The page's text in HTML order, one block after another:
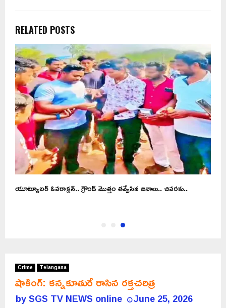
RELATED POSTS
యూట్యూబర్ ఓవరాక్షన్.. గ్రౌండ్ మొత్తం తవ్వేసిన జనాలు.. చివరకు..
Crime Telangana
షాకింగ్: కన్నకూతురే రాసిన రక్తచరిత్ర
bySGS TV NEWS online June 25, 2026